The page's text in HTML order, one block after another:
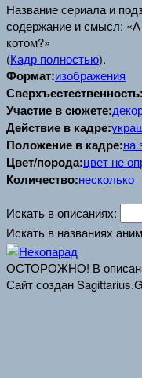
Название сериала и
содержание и смысл: «А
котом?»
(Кадр полностью).
Формат:изображения
Сверхъестественность:
Участие в сюжете:
Действие в кадре:
Положение в кадре:на
Цвет/порода:цвет не
Количество:несколько
Искать в описаниях:
Искать в названиях
ОСТОРОЖНО! В
Сайт создан